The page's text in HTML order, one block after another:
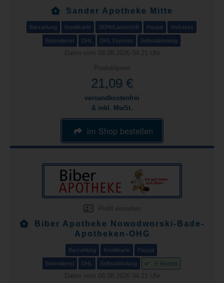
Sander Apotheke Mitte
Barzahlung Kreditkarte SEPA/Lastschrift Paypal Vorkasse
Botendienst DHL DHL Express Selbstabholung
Daten vom 08.08.2026 04:21 Uhr
Produktpreis
21,09 €
versandkostenfrei
& inkl. MwSt.
im Shop bestellen
Profil einsehen
Biber Apotheke Nowodworski-Bade-
Apotheken-OHG
Barzahlung Kreditkarte Paypal
Botendienst DHL Selbstabholung E-Rezept
Daten vom 08.08.2026 04:21 Uhr